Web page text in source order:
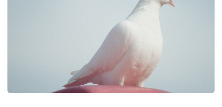
Sanitari & Aksesorisnya
Aksesoris Dapur
Peralatan & Perkakas
Besi Profil & Plat
Produk Pracetak
Besi Profil & Baja
Pompa dan Pipa
Lampu & Listrik